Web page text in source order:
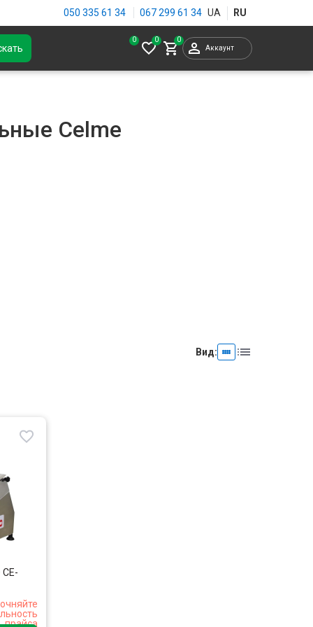
050 335 61 34 067 299 61 34
0
Аккаунт
Celme
Вид:
прайса